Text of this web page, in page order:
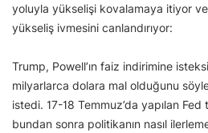
yoluyla yükselişi kovalamaya itiyor
yükseliş ivmesini canlandırıyor:
Trump, Powell’ın faiz indirimine
milyarlarca dolara mal olduğunu
istedi. 17-18 Temmuz’da yapılan Fed
bundan sonra politikanın nasıl